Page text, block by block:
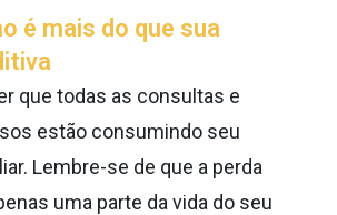
é mais do que sua
que todas as consultas e
estão consumindo seu
Lembre-se de que a perda
uma parte da vida do seu